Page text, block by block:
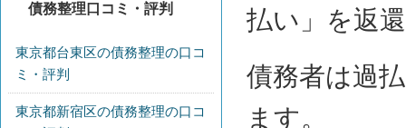
払い」を返
債務者は過
ます。
債務整理口コミ・評判
東京都台東区の債務整理の口コ
ミ・評判
東京都新宿区の債務整理の口コ